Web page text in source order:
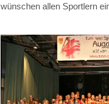
wünschen allen Sportlern